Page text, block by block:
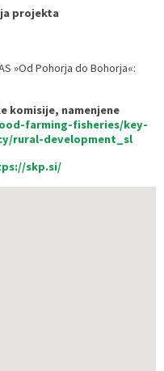
projekta
»Od Pohorja do Bohorja«:
komisije, namenjene
farming-fisheries/key-
rural-development_sl
skp.si/